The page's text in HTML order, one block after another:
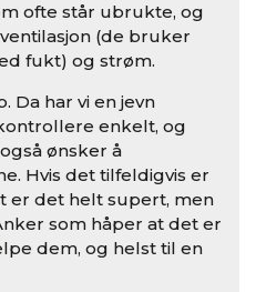
ofte står ubrukte, og
(de bruker
fukt) og strøm.
Da har vi en jevn
enkelt, og
ønsker å
Hvis det tilfeldigvis er
er det helt supert, men
som håper at det er
dem, og helst til en